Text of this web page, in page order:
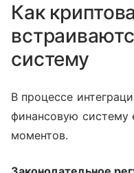
Как
систему
В процессе
финансовую систему
моментов.